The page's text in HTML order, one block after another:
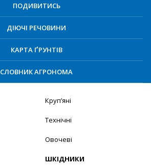
ПОДИВИТИСЬ
ДІЮЧІ РЕЧОВИНИ
КАРТА ҐРУНТІВ
СЛОВНИК АГРОНОМА
Круп’яні
Технічні
Овочеві
ШКІДНИКИ